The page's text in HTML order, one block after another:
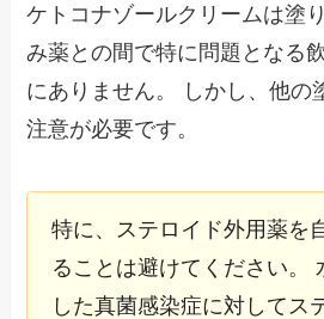
ケトコナゾールクリームは塗
み薬との間で特に問題となる
にありません。 しかし、他の
注意が必要です。
特に、ステロイド外用薬を
ることは避けてください。
した真菌感染症に対してス